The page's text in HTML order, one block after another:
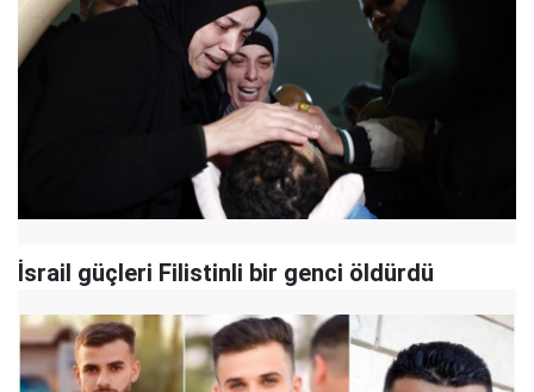
İsrail güçleri Filistinli bir genci öldürdü